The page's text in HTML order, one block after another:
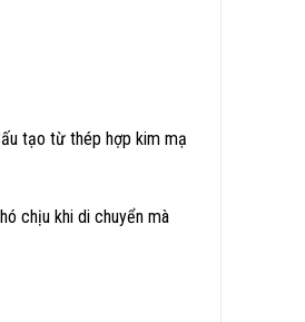
tạo từ thép hợp kim mạ
chịu khi di chuyển mà